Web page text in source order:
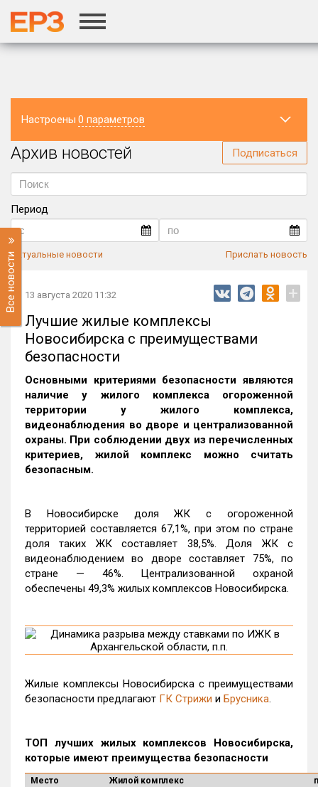
г.Москва
Настроены 0 параметров
Регион
Архив новостей Подписаться
Период
Актуальные новости Прислать новость
Все новости 13 августа 2020 11:32 +
Лучшие жилые комплексы
Новосибирска с преимуществами
безопасности
Основными критериями безопасности являются
наличие у жилого комплекса огороженной
территории у жилого комплекса,
видеонаблюдения во дворе и централизованной
охраны. При соблюдении двух из перечисленных
критериев, жилой комплекс можно считать
безопасным.
В Новосибирске доля ЖК с огороженной
территорией составляется 67,1%, при этом по стране
доля таких ЖК составляет 38,5%. Доля ЖК с
видеонаблюдением во дворе составляет 75%, по
стране — 46%. Централизованной охраной
обеспечены 49,3% жилых комплексов Новосибирска.
Жилые комплексы Новосибирска с преимуществами
безопасности предлагают ГК Стрижи и Брусника.
ТОП лучших жилых комплексов Новосибирска,
которые имеют преимущества безопасности
Место Жилой комплекс